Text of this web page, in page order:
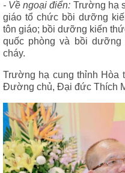
- Về ngoại điển: Trường hạ
giáo tổ chức bồi dưỡng
tôn giáo; bồi dưỡng kiến
quốc phòng và bồi
cháy.
Trường hạ cung thỉnh Hòa
Đường chủ, Đại đức Thích